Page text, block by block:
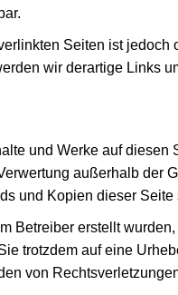
Seiten ist
wir derartige Links
und Werke auf
außerhalb der
und Kopien dieser
Betreiber erstellt
trotzdem auf eine
von